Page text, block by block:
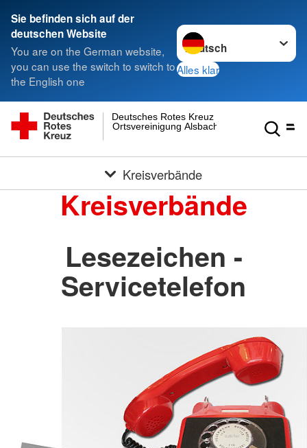
Sie befinden sich auf der
deutschen Website
You are on the German website,
you can use the switch to switch to
the English one
Sprache wechseln zu
Alles klar
Ortsvereinigung Alsbach
Deutsches Rotes Kreuz
Kreisverbände
Kreisverbände
Lesezeichen -
Servicetelefon